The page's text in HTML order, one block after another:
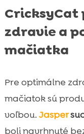
zdravie a
mačiatka
Pre optimálne
mačiatok sú
voľbou. Jasper
boli navrhnuté